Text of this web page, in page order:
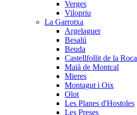
Verges
Vilopriu
La Garrotxa
Argelaguer
Besalú
Beuda
Castellfollit de la Roca
Maià de Montcal
Mieres
Montagut i Oix
Olot
Les Planes d'Hostoles
Les Preses